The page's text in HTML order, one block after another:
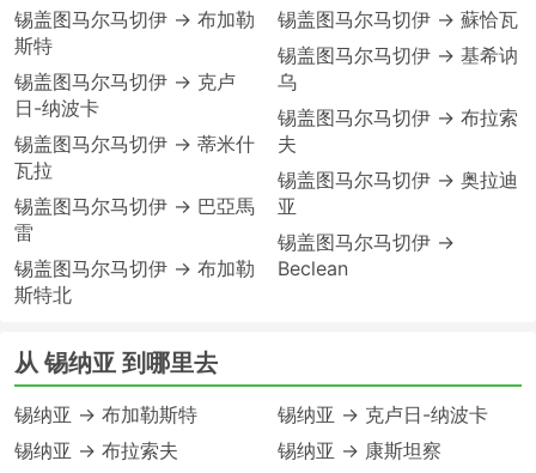
锡盖图马尔马切伊 → 布加勒
斯特
锡盖图马尔马切伊 → 克卢
日-纳波卡
锡盖图马尔马切伊 → 蒂米什
瓦拉
锡盖图马尔马切伊 → 巴亞馬
雷
锡盖图马尔马切伊 → 布加勒
斯特北
锡盖图马尔马切伊 → 蘇恰瓦
锡盖图马尔马切伊 → 基希讷
乌
锡盖图马尔马切伊 → 布拉索
夫
锡盖图马尔马切伊 → 奥拉迪
亚
锡盖图马尔马切伊 →
Beclean
从 锡纳亚 到哪里去
锡纳亚 → 布加勒斯特
锡纳亚 → 布拉索夫
锡纳亚 → 克卢日-纳波卡
锡纳亚 → 康斯坦察